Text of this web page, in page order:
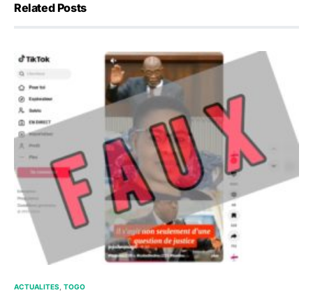
Related Posts
ACTUALITES TOGO